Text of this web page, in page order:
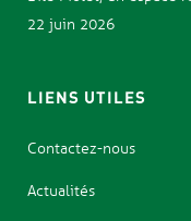
22 juin 2026
LIENS UTILES
Contactez-nous
Actualités